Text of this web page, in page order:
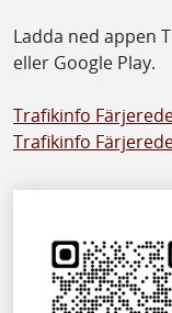
Ladda ned appen
eller Google Play.
Trafikinfo
Trafikinfo